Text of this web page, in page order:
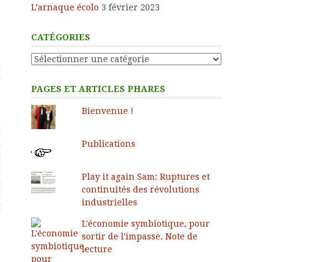
L’arnaque écolo 3 février 2023
CATÉGORIES
Catégories
PAGES ET ARTICLES PHARES
Bienvenue !
Publications
Play it again Sam: Ruptures et
continuités des révolutions
industrielles
L'économie symbiotique, pour
sortir de l'impasse. Note de
lecture